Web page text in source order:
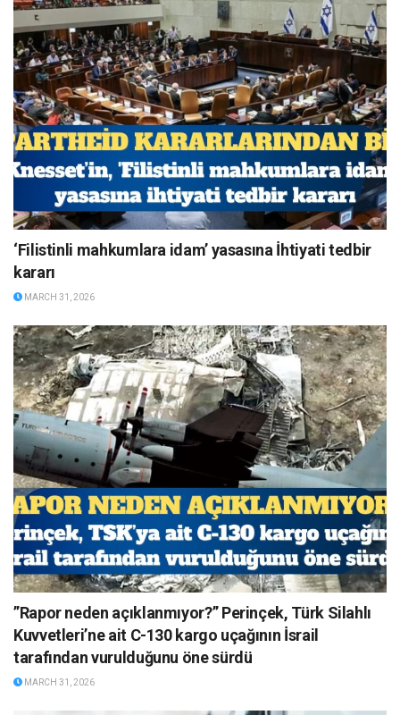
‘Filistinli mahkumlara idam’ yasasına İhtiyati tedbir
kararı
MARCH 31, 2026
”Rapor neden açıklanmıyor?” Perinçek, Türk Silahlı
Kuvvetleri’ne ait C-130 kargo uçağının İsrail
tarafından vurulduğunu öne sürdü
MARCH 31, 2026